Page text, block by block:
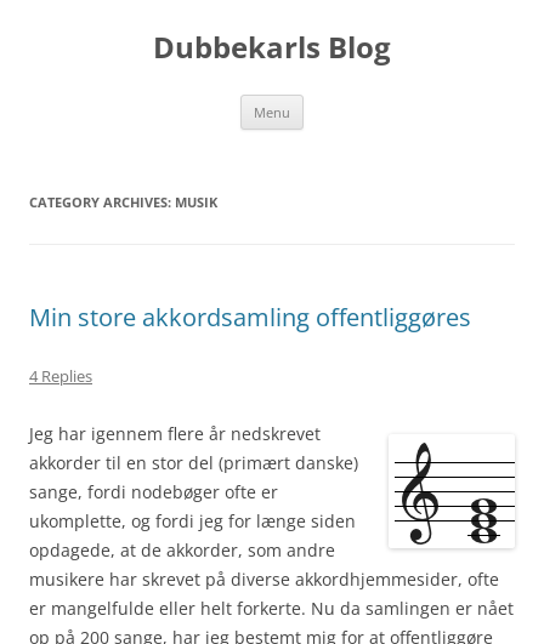
Dubbekarls Blog
Menu
CATEGORY ARCHIVES: MUSIK
Min store akkordsamling offentliggøres
4 Replies
Jeg har igennem flere år nedskrevet
akkorder til en stor del (primært danske)
sange, fordi nodebøger ofte er
ukomplette, og fordi jeg for længe siden
opdagede, at de akkorder, som andre
musikere har skrevet på diverse akkordhjemmesider, ofte
er mangelfulde eller helt forkerte. Nu da samlingen er nået
op på 200 sange, har jeg bestemt mig for at offentliggøre